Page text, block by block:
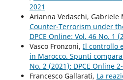
2021
Arianna Vedaschi, Gabriele
Counter-Terrorism under
DPCE Online: Vol. 46 No. 1
Vasco Fronzoni, Il controllo
in Marocco. Spunti
No. 2 (2021): DPCE Online
Francesco Gallarati, La